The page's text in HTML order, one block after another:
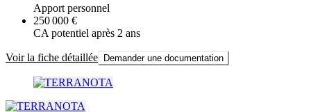
Apport personnel
250 000 €
CA potentiel après 2 ans
Voir la fiche détaillée Demander une documentation